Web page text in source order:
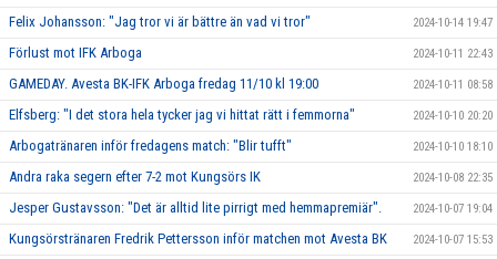
Felix Johansson: "Jag tror vi är bättre än vad vi tror" 2024-10-14 19:47
Förlust mot IFK Arboga 2024-10-11 22:43
GAMEDAY. Avesta BK-IFK Arboga fredag 11/10 kl 19:00 2024-10-11 08:58
Elfsberg: "I det stora hela tycker jag vi hittat rätt i femmorna" 2024-10-10 20:20
Arbogatränaren inför fredagens match: "Blir tufft" 2024-10-10 18:10
Andra raka segern efter 7-2 mot Kungsörs IK 2024-10-08 22:35
Jesper Gustavsson: "Det är alltid lite pirrigt med hemmapremiär". 2024-10-07 19:04
Kungsörstränaren Fredrik Pettersson inför matchen mot Avesta BK 2024-10-07 15:53